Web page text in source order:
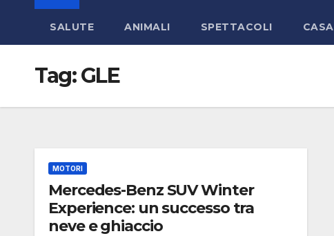
SALUTE ANIMALI SPETTACOLI CASA
Tag:GLE
MOTORI
Mercedes-Benz SUV Winter
Experience: un successo tra
neve e ghiaccio